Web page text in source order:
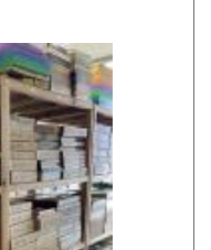
県
県
島県